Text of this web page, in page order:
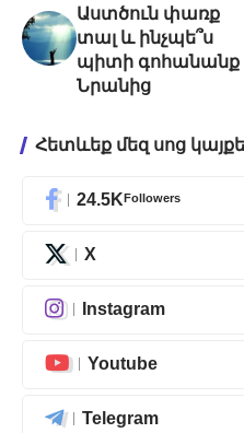
Աստծուն փառք
տալ և ինչպե՞ս
պիտի գոհանանք
Նրանից
Հետևեք մեզ սոց
24.5KFollowers
X
Instagram
Youtube
Telegram